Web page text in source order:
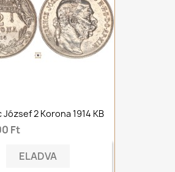
József 2 Korona 1914 KB
Ft
ELADVA